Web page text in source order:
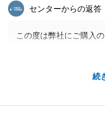
続
東急リバブル
センターからの返答
この度は弊社にご購入
遠方にお住まいの中、k
ただいたことで、スム